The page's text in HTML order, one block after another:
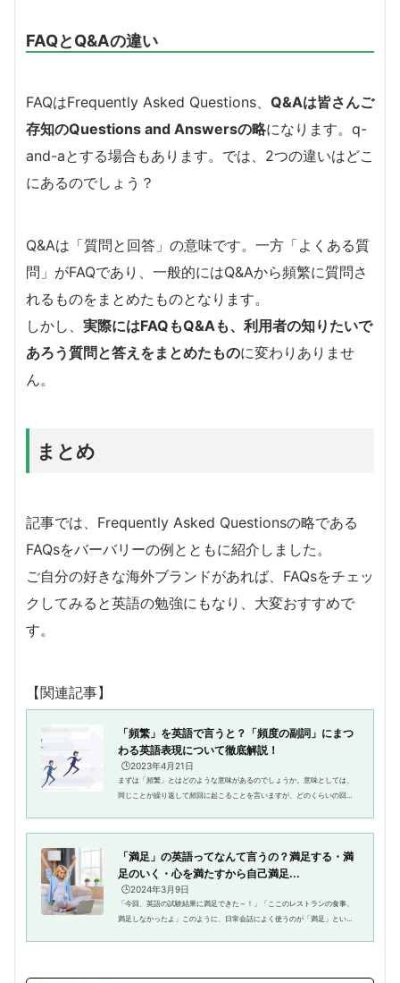
FAQとQ&Aの違い
FAQはFrequently Asked Questions、 Q&Aは皆さんご
存知のQuestions and Answersの略になります。q-
and-aとする場合もあります。では、2つの違いはどこ
にあるのでしょう？
Q&Aは「質問と回答」の意味です。一方「よくある質
問」がFAQであり、一般的にはQ&Aから頻繁に質問さ
れるものをまとめたものとなります。
しかし、 実際にはFAQもQ&Aも、利用者の知りたいで
あろう質問と答えをまとめたものに変わりありませ
ん。
まとめ
記事では、Frequently Asked Questionsの略である
FAQsをバーバリーの例とともに紹介しました。
ご自分の好きな海外ブランドがあれば、FAQsをチェッ
クしてみると英語の勉強にもなり、大変おすすめで
す。
【関連記事】
「頻繁」を英語で言うと？「頻度の副詞」にまつ
わる英語表現について徹底解説！
🕒️2023年4月21日
まずは「頻繁」とはどのような意味があるのでしょうか。意味としては、
同じことが繰り返して頻回に起こることを言いますが、どのくらいの回数
「満足」の英語ってなんて言うの？満足する・満
足のいく・心を満たすから自己満足...
🕒️2024年3月9日
「今回、英語の試験結果に満足できた～！」「ここのレストランの食事、
満足しなかったよ」このように、日常会話によく使うのが「満足」という